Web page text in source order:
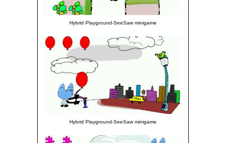
Hybrid Playground-SeeSaw minigame
Hybrid Playground-SeeSaw minigame